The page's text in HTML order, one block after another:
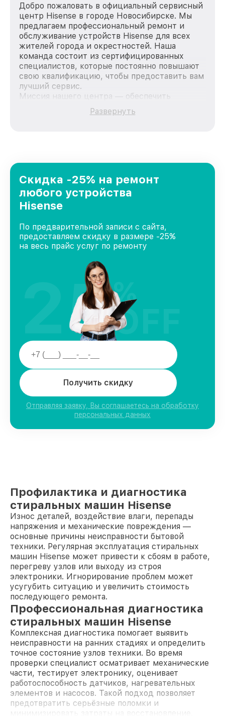
Добро пожаловать в официальный сервисный
центр Hisense в городе Новосибирске. Мы
предлагаем профессиональный ремонт и
обслуживание устройств Hisense для всех
жителей города и окрестностей. Наша
команда состоит из сертифицированных
специалистов, которые постоянно повышают
свою квалификацию, чтобы предоставить вам
лучший сервис.
Миссия нашего центра — обеспечить
качественный и доступный ремонт для
каждого пользователя продукции Hisense,
Новосибирске, постоянно повышая уровень
доверия и лояльности наших клиентов.
Развернуть
Скидка -25% на ремонт
любого устройства
Hisense
По предварительной записи с сайта,
предоставляем скидку в размере -25%
на весь прайс услуг по ремонту
Получить скидку
Отправляя заявку, Вы соглашаетесь на обработку
персональных данных
25%
OFF
Профилактика и диагностика
стиральных машин Hisense
Износ деталей, воздействие влаги, перепады
напряжения и механические повреждения —
основные причины неисправности бытовой
техники. Регулярная эксплуатация стиральных
машин Hisense может привести к сбоям в работе,
перегреву узлов или выходу из строя
электроники. Игнорирование проблем может
усугубить ситуацию и увеличить стоимость
последующего ремонта.
Профессиональная диагностика
стиральных машин Hisense
Комплексная диагностика помогает выявить
неисправности на ранних стадиях и определить
точное состояние узлов техники. Во время
проверки специалист осматривает механические
части, тестирует электронику, оценивает
работоспособность датчиков, нагревательных
элементов и насосов. Такой подход позволяет
предотвратить серьёзные поломки и